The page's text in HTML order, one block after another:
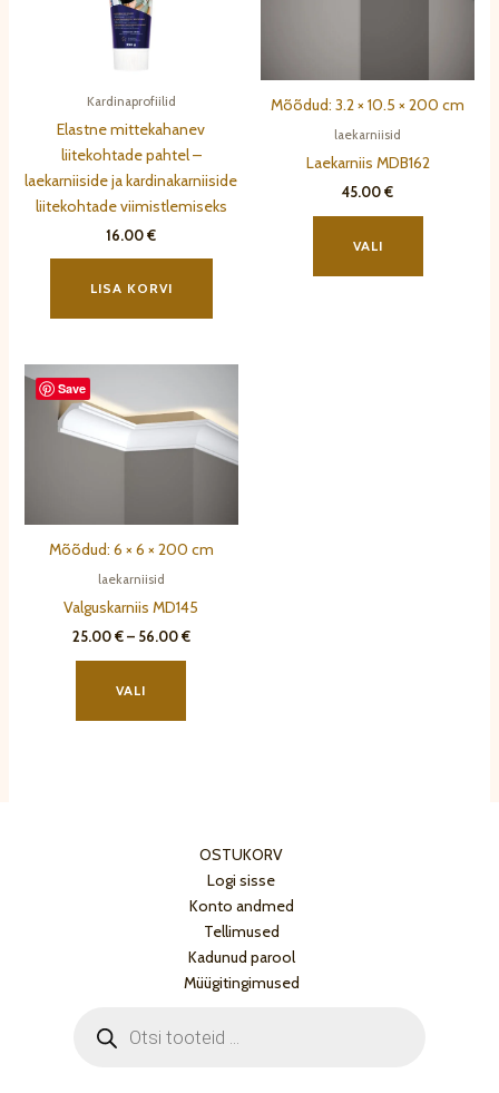
Kardinaprofiilid
Elastne mittekahanev
liitekohtade pahtel –
laekarniiside ja kardinakarniiside
liitekohtade viimistlemiseks
16.00€
LISA KORVI
Mõõdud: 3.2 × 10.5 × 200 cm
laekarniisid
Laekarniis MDB162
45.00€
VALI
Sellel
Save
Mõõdud: 6 × 6 × 200 cm
laekarniisid
Valguskarniis MD145
25.00 € – 56.00 €Hinnavahemik:
VALI
Sellel
on
teha
tootelehel.
OSTUKORV
Logi sisse
Konto andmed
Tellimused
Kadunud parool
Müügitingimused
search